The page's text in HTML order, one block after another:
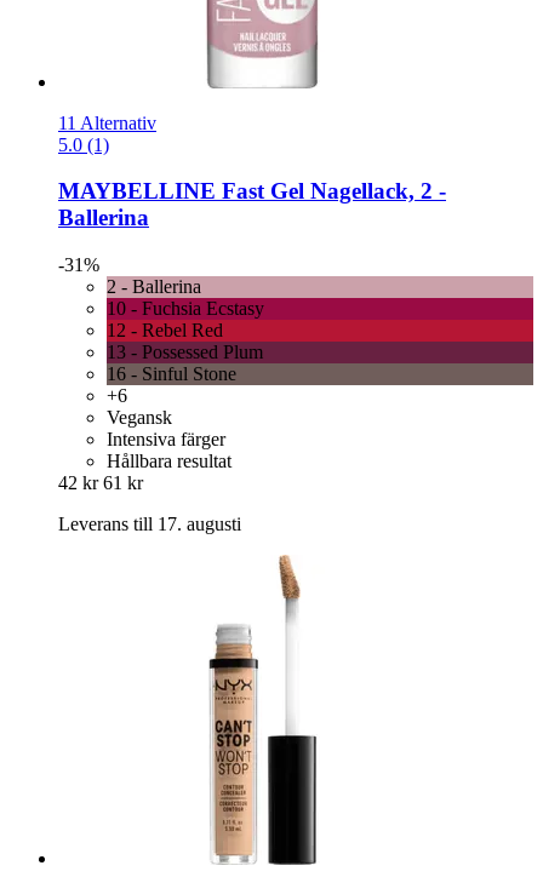
11 Alternativ
5.0 (1)
MAYBELLINE Fast Gel Nagellack, 2 -​
Ballerina
-31%
2 - Ballerina
10 - Fuchsia Ecstasy
12 - Rebel Red
13 - Possessed Plum
16 - Sinful Stone
+6
Vegansk
Intensiva färger
Hållbara resultat
42 kr 61 kr
Leverans till 17. augusti